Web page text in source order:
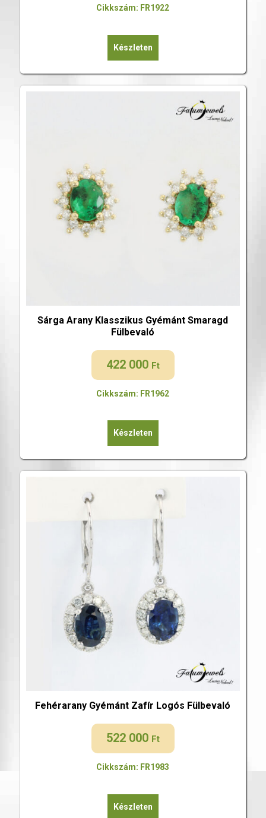
Cikkszám: FR1922
Készleten
Sárga Arany Klasszikus Gyémánt Smaragd
Fülbevaló
422 000 Ft
Cikkszám: FR1962
Készleten
Fehérarany Gyémánt Zafír Logós Fülbevaló
522 000 Ft
Cikkszám: FR1983
Készleten